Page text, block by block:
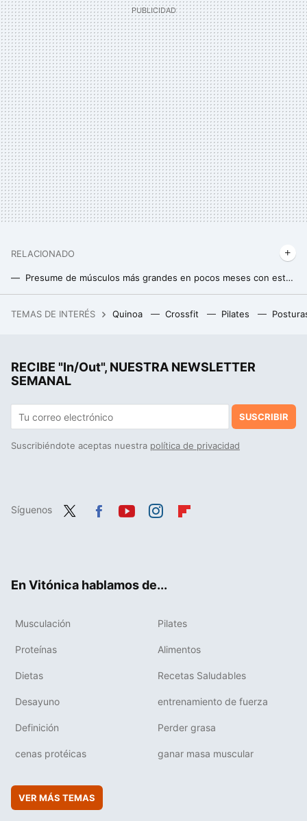
RELACIONADO
Presume de músculos más grandes en pocos meses con esta rutina matadora
TEMAS DE INTERÉS Quinoa Crossfit Pilates
RECIBE "In/Out", NUESTRA NEWSLETTER
SEMANAL
SUSCRIBIR
Suscribiéndote aceptas nuestra política de privacidad
Síguenos
En Vitónica hablamos de...
Musculación Pilates
Proteínas Alimentos
Dietas Recetas Saludables
Desayuno entrenamiento de fuerza
Definición Perder grasa
cenas protéicas ganar masa muscular
VER MÁS TEMAS